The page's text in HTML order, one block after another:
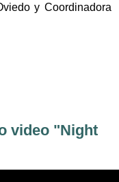
y Coordinadora
video "Night